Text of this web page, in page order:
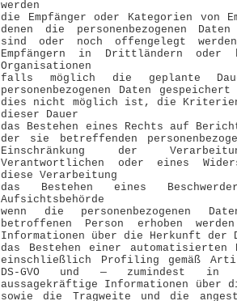
werden
die Empfänger oder Kategorien von
denen die personenbezogenen
sind oder noch offengelegt
Empfängern in Drittländern oder
Organisationen
falls möglich die geplante
personenbezogenen Daten
dies nicht möglich ist, die
dieser Dauer
das Bestehen eines Rechts auf
der sie betreffenden
Einschränkung der
Verantwortlichen oder eines
diese Verarbeitung
das Bestehen eines
Aufsichtsbehörde
wenn die personenbezogenen
betroffenen Person erhoben
Informationen über die Herkunft der
das Bestehen einer automatisierten
einschließlich Profiling gemäß
DS-GVO und — zumindest
aussagekräftige Informationen über
sowie die Tragweite und die